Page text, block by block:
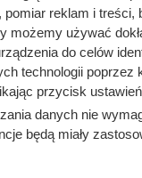
związkiem w
reklam i treści,
możemy używać
do celów
technologii poprzez
przycisk
danych nie
będą miały